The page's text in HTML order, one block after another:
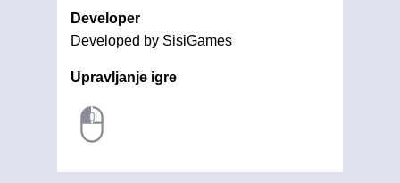
Developer
Developed by SisiGames
Upravljanje igre